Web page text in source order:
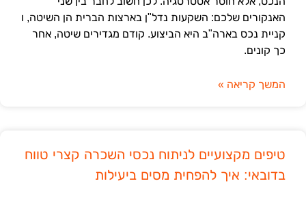
האנקורים שלכם: השקעות נדל"ן בארצות הברית הן השיטה, ו
קניית נכס בארה"ב היא הביצוע. קודם מגדירים שיטה, אחר
כך קונים.
המשך קריאה »
טיפים מקצועיים לניתוח נכסי השכרה קצרי טווח
בדובאי: איך להפחית מסים ביעילות